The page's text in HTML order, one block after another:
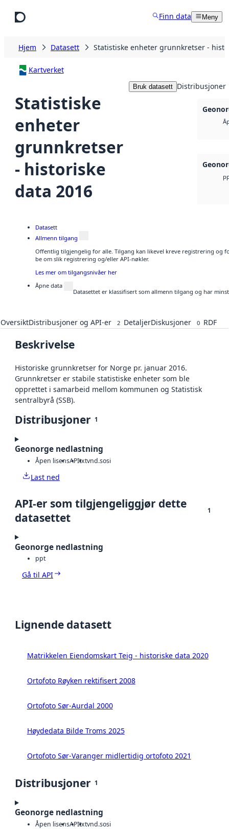
Finn data Meny
Hjem Datasett Statistiske enheter grunnkretser -
Kartverket
Statistiske
enheter
grunnkretser
- historiske
data 2016
Bruk datasett Distribusjoner
Datasett
Allmenn tilgang
Offentlig tilgjengelig for alle. Tilgang kan likevel kreve registrering og
be om slik registrering og/eller API-nøkler.
Les mer om tilgangsnivåer her
Åpne data
Datasettet er klassifisert som allmenn tilgang og har
OversiktDistribusjoner og API-er 2 DetaljerDiskusjoner 0 RDF
Beskrivelse
Historiske grunnkretser for Norge pr. januar 2016.
Grunnkretser er stabile statistiske enheter som ble
opprettet i samarbeid mellom kommunen og Statistisk
sentralbyrå (SSB).
Distribusjoner 1
Geonorge nedlastning
Åpen lisensAPItxtvnd.sosi
Last ned
API-er som tilgjengeliggjør dette
datasettet
1
Geonorge nedlastning
ppt
Gå til API
Lignende datasett
Matrikkelen Eiendomskart Teig - historiske data 2020
Ortofoto Røyken rektifisert 2008
Ortofoto Sør-Aurdal 2000
Høydedata Bilde Troms 2025
Ortofoto Sør-Varanger midlertidig ortofoto 2021
Distribusjoner 1
Geonorge nedlastning
Åpen lisensAPItxtvnd.sosi